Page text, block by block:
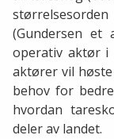
(Gundersen
operativ aktør i
aktører vil
behov for
hvordan
deler av landet.